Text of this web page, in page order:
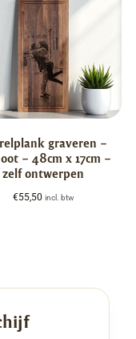
graveren –
– 48cm x 17cm –
zelf ontwerpen
€55,50 incl. btw